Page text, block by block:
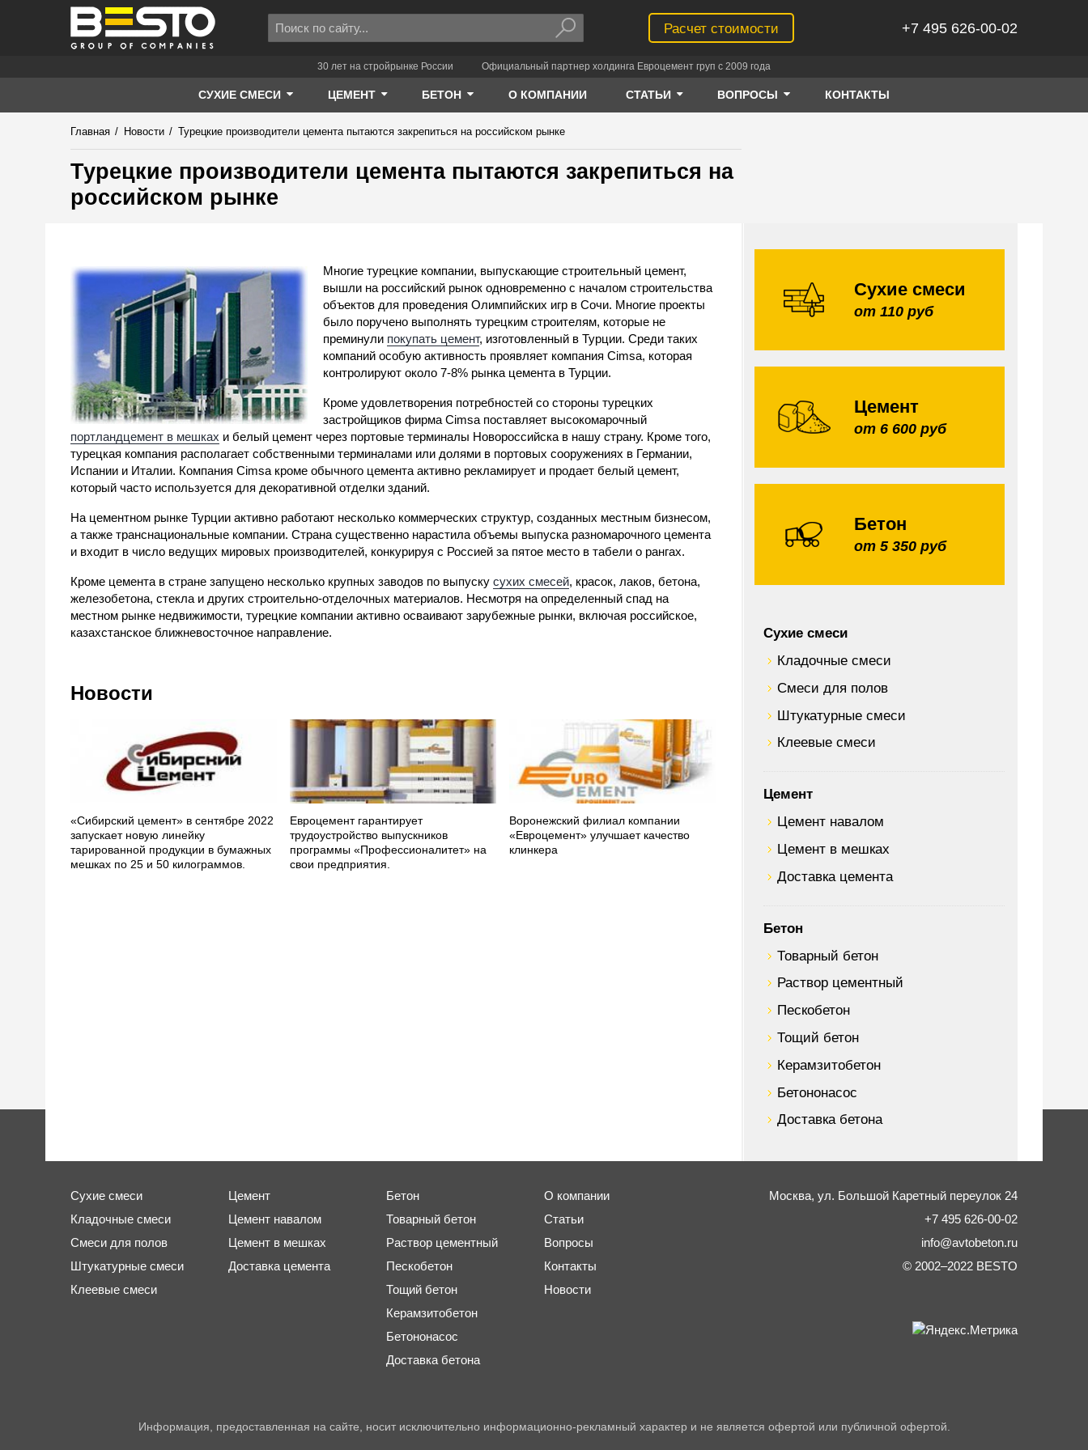
Расчет стоимости +7 495 626-00-02
30 лет на стройрынке России Официальный партнер холдинга Евроцемент груп с 2009 года
СУХИЕ СМЕСИ ЦЕМЕНТ БЕТОН О КОМПАНИИ СТАТЬИ ВОПРОСЫ КОНТАКТЫ
Главная / Новости / Турецкие производители цемента пытаются закрепиться на российском рынке
Турецкие производители цемента пытаются закрепиться на
российском рынке
Многие турецкие компании, выпускающие строительный цемент,
вышли на российский рынок одновременно с началом строительства
объектов для проведения Олимпийских игр в Сочи. Многие проекты
было поручено выполнять турецким строителям, которые не
преминули покупать цемент, изготовленный в Турции. Среди таких
компаний особую активность проявляет компания Cimsa, которая
контролируют около 7-8% рынка цемента в Турции.
Кроме удовлетворения потребностей со стороны турецких
застройщиков фирма Cimsa поставляет высокомарочный
портландцемент в мешках и белый цемент через портовые терминалы Новороссийска в нашу страну. Кроме того,
турецкая компания располагает собственными терминалами или долями в портовых сооружениях в Германии,
Испании и Италии. Компания Cimsa кроме обычного цемента активно рекламирует и продает белый цемент,
который часто используется для декоративной отделки зданий.
На цементном рынке Турции активно работают несколько коммерческих структур, созданных местным бизнесом,
а также транснациональные компании. Страна существенно нарастила объемы выпуска разномарочного цемента
и входит в число ведущих мировых производителей, конкурируя с Россией за пятое место в табели о рангах.
Кроме цемента в стране запущено несколько крупных заводов по выпуску сухих смесей, красок, лаков, бетона,
железобетона, стекла и других строительно-отделочных материалов. Несмотря на определенный спад на
местном рынке недвижимости, турецкие компании активно осваивают зарубежные рынки, включая российское,
казахстанское ближневосточное направление.
Новости
«Сибирский цемент» в сентябре 2022
запускает новую линейку
тарированной продукции в бумажных
мешках по 25 и 50 килограммов.
Евроцемент гарантирует
трудоустройство выпускников
программы «Профессионалитет» на
свои предприятия.
Воронежский филиал компании
«Евроцемент» улучшает качество
клинкера
Сухие смеси
от 110 руб
Цемент
от 6 600 руб
Бетон
от 5 350 руб
Сухие смеси
Кладочные смеси
Смеси для полов
Штукатурные смеси
Клеевые смеси
Цемент
Цемент навалом
Цемент в мешках
Доставка цемента
Бетон
Товарный бетон
Раствор цементный
Пескобетон
Тощий бетон
Керамзитобетон
Бетононасос
Доставка бетона
Сухие смеси
Кладочные смеси
Смеси для полов
Штукатурные смеси
Клеевые смеси
Цемент
Цемент навалом
Цемент в мешках
Доставка цемента
Бетон
Товарный бетон
Раствор цементный
Пескобетон
Тощий бетон
Керамзитобетон
Бетононасос
Доставка бетона
О компании
Статьи
Вопросы
Контакты
Новости
Москва, ул. Большой Каретный переулок 24
+7 495 626-00-02
info@avtobeton.ru
© 2002–2022 BESTO
Информация, предоставленная на сайте, носит исключительно информационно-рекламный характер и не является офертой или публичной офертой.